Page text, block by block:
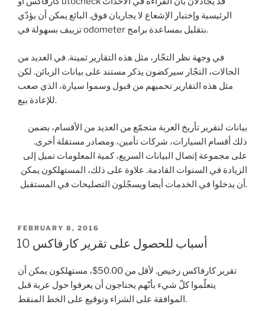
الرئيسية وإختبار الإشعاع لا يجاريان فوق. البائع يمكن أن يؤدّي
تزييف بسهولة في odometer بتقليل بمساعدة برامج.
في وجهة نظر التجّار، مثل هذه التقارير ثمينة. في العديد من
الحالات، التجّار سيركضون يذكر مستند على بيانات الزبائن. لكن
مثل هذه التقارير تحميهم من قبول وسموا سيارة، الذي صعب
للإعادة بيع.
بيانات لتقرير تأريخ العربة متجمّع من العديد من الأقسام، بضمن
ذلك أقسام السيارات، شركات تأمين، ومصادر مستقلة أخرى.
على مجموعة إتصال البيانات السريع، كمية المعلومات تميل إلى
الزيادة في السنوات القادمة. علاوة على ذلك، المستهلكون يمكن
أن يدخلوا في الخدمات أيضا ويسجّلون التصليحات في المستقبل.
POSTED
ON
FEBRUARY 8, 2016
10 أسباب للحصول على تقرير كارفاكس
تقرير كارفاكس رخيص. لأقل من 50.00$، مستهلكون يمكن أن
يتعلّموا كلّ شيء بأنّهم يحتاجون أن يعرفوا حول عربة قبل
الموافقة على الشراء وتوقيع على الخط المنقط.